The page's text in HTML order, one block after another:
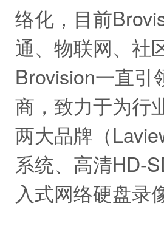
络化，目前
通、物联网、社
Brovision一直引
商，致力于为行
两大品牌（
系统、高清HD-
入式网络硬盘录